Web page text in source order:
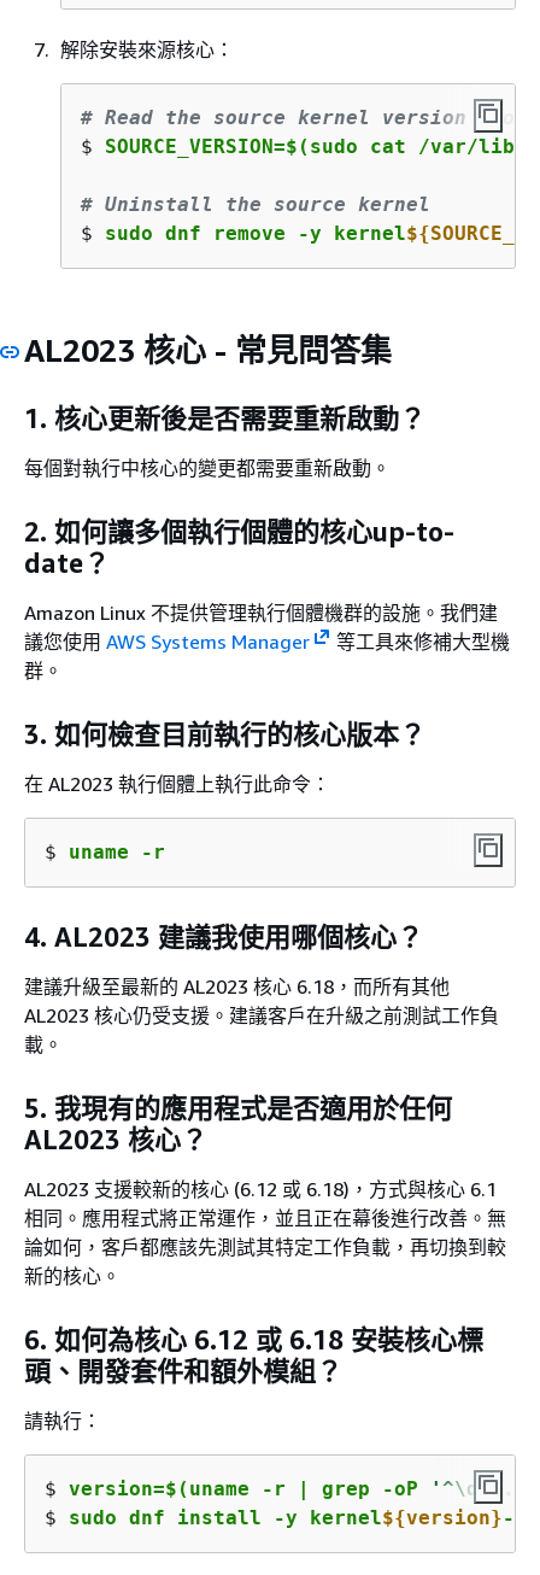
解除安裝來源核心：
# Read the source kernel version
$ SOURCE_VERSION=$(sudo cat /var/
# Uninstall the source kernel
$ sudo dnf remove -y kernel${
AL2023 核心 - 常見問答集
1. 核心更新後是否需要重新啟動？
每個對執行中核心的變更都需要重新啟動。
2. 如何讓多個執行個體的核心up-to-
date？
Amazon Linux 不提供管理執行個體機群的設施。我們建
議您使用 AWS Systems Manager
等工具來修補大型機
群。
3. 如何檢查目前執行的核心版本？
在 AL2023 執行個體上執行此命令：
$ uname -r
4. AL2023 建議我使用哪個核心？
建議升級至最新的 AL2023 核心 6.18，而所有其他
AL2023 核心仍受支援。建議客戶在升級之前測試工作負
載。
5. 我現有的應用程式是否適用於任何
AL2023 核心？
AL2023 支援較新的核心 (6.12 或 6.18)，方式與核心 6.1
相同。應用程式將正常運作，並且正在幕後進行改善。無
論如何，客戶都應該先測試其特定工作負載，再切換到較
新的核心。
6. 如何為核心 6.12 或 6.18 安裝核心標
頭、開發套件和額外模組？
請執行：
$ version=$(uname -r | grep -oP
$ sudo dnf install -y kernel${version}-